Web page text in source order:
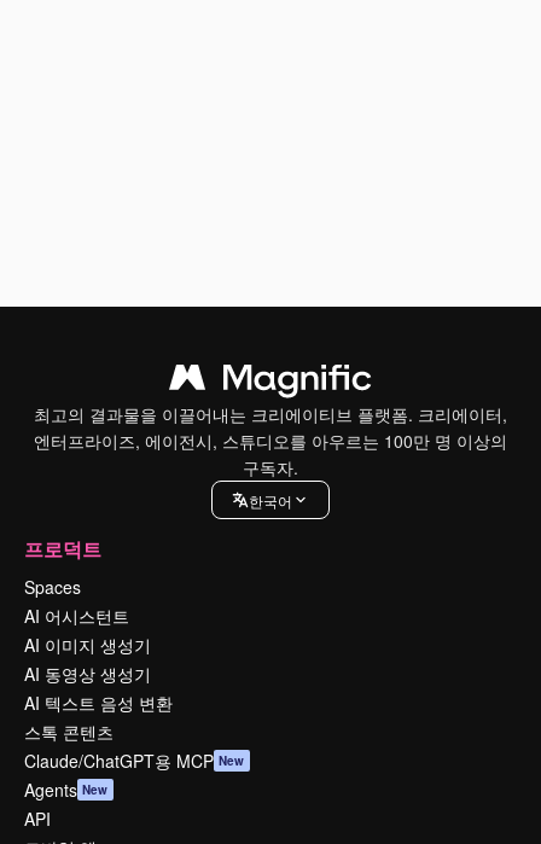
최고의 결과물을 이끌어내는 크리에이티브 플랫폼. 크리에이터,
엔터프라이즈, 에이전시, 스튜디오를 아우르는 100만 명 이상의
구독자.
한국어
프로덕트
Spaces
AI 어시스턴트
AI 이미지 생성기
AI 동영상 생성기
AI 텍스트 음성 변환
스톡 콘텐츠
Claude/ChatGPT용 MCP New
Agents New
API